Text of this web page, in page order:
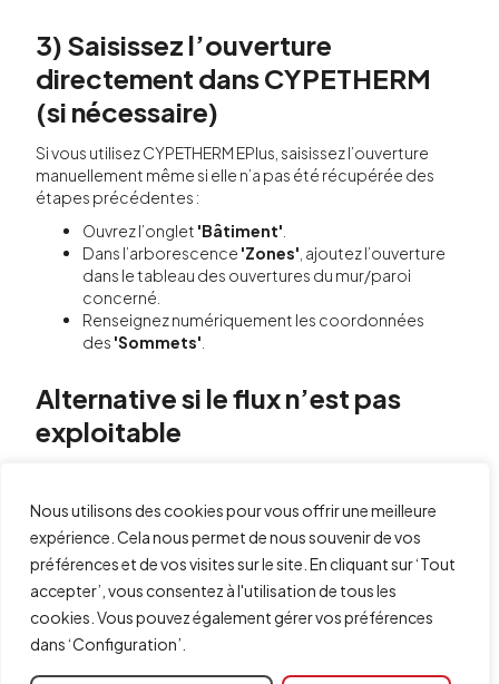
Nous utilisons des cookies pour vous offrir une meilleure
expérience. Cela nous permet de nous souvenir de vos
préférences et de vos visites sur le site. En cliquant sur ‘Tout
accepter’, vous consentez à l'utilisation de tous les
cookies. Vous pouvez également gérer vos préférences
dans ‘Configuration’.
3) Saisissez l’ouverture
directement dans CYPETHERM
(si nécessaire)
Si vous utilisez CYPETHERM EPlus, saisissez l’ouverture
manuellement même si elle n’a pas été récupérée des
étapes précédentes :
Ouvrez l’onglet 'Bâtiment'
Dans l’arborescence 'Zones' , ajoutez l’ouverture
dans le tableau des ouvertures du mur/paroi
concerné.
Renseignez numériquement les coordonnées
des 'Sommets'
Alternative si le flux n’est pas
exploitable
vers la simulation énergétique, commeIFC Builder
(technologie gratuite).
Cette solution permet une exportation vers les logiciels
de simulation sans passer par l’étape intermédiaire Open
BIM Analytical Model.